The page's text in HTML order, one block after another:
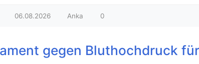
06.08.2026 Anka 0
gegen Bluthochdruck